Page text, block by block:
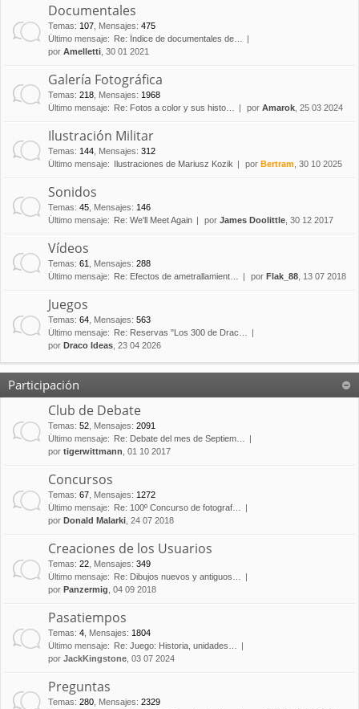
Documentales
Temas: 107 Mensajes: 475
Último mensaje:
Re: Índice de documentales de…
por Amelletti , 30 01 2021
Galería Fotográfica
Temas: 218 Mensajes: 1968
Último mensaje:
Re: Fotos a color y sus histo… por Amarok , 25 03 2024
Ilustración Militar
Temas: 144 Mensajes: 312
Último mensaje:
Ilustraciones de Mariusz Kozik por Bertram , 30 10 2025
Sonidos
Temas: 45 Mensajes: 146
Último mensaje:
Re: We'll Meet Again por James Doolittle , 30 12 2017
Vídeos
Temas: 61 Mensajes: 288
Último mensaje:
Re: Efectos de ametrallamient… por Flak_88 , 13 07 2018
Juegos
Temas: 64 Mensajes: 563
Último mensaje:
Re: Reservas "Los 300 de Drac…
por Draco Ideas , 23 04 2026
Participación
Club de Debate
Temas: 52 Mensajes: 2091
Último mensaje:
Re: Debate del mes de Septiem…
por tigerwittmann , 01 10 2017
Concursos
Temas: 67 Mensajes: 1272
Último mensaje:
Re: 100º Concurso de fotograf…
por Donald Malarki , 24 07 2018
Creaciones de los Usuarios
Temas: 22 Mensajes: 349
Último mensaje:
Re: Dibujos nuevos y antiguos…
por Panzermig , 04 09 2018
Pasatiempos
Temas: 4 Mensajes: 1804
Último mensaje:
Re: Juego: Historia, unidades…
por JackKingstone , 03 07 2024
Preguntas
Temas: 280 Mensajes: 2329